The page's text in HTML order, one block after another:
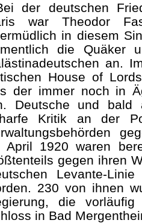
der deutschen
war Theodor
in diesem
die Quäker
an.
House of
der immer noch in
Deutsche und bald
Kritik an der
April 1920 waren
gegen ihren
Levante-
230 von ihnen
die
in Bad